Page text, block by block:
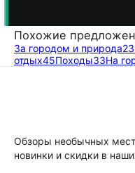
Похожие
За городом и природа
отдых45Походы33На
Обзоры необычных
новинки и скидки в